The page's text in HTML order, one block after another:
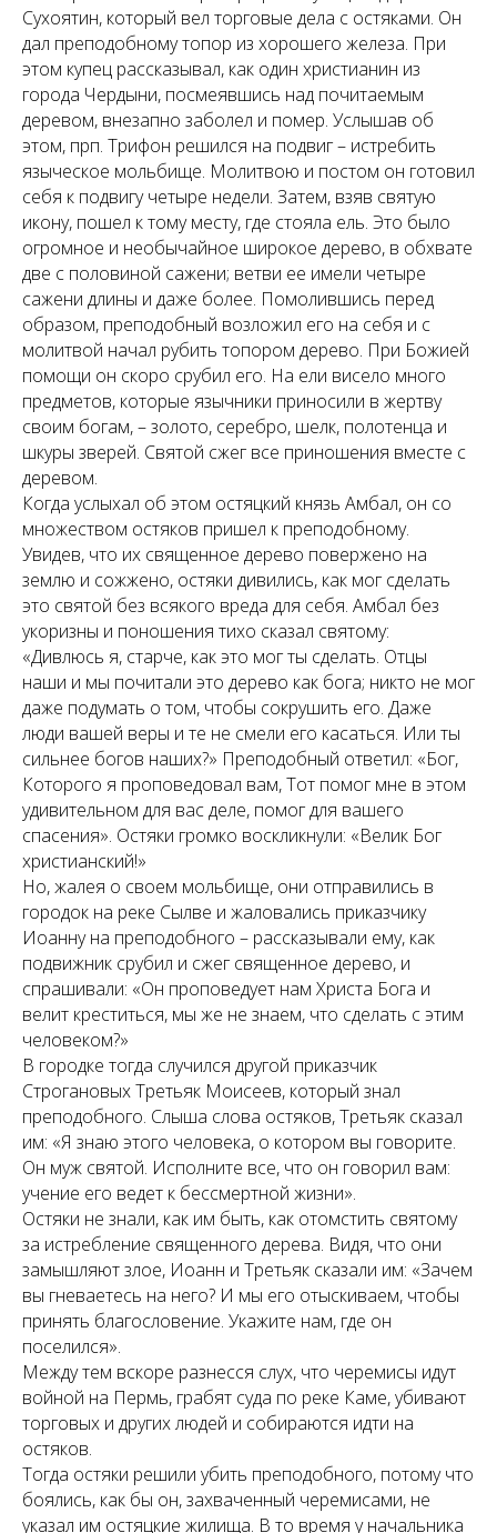
Сухоятин, который вел торговые дела с остяками. Он
дал преподобному топор из хорошего железа. При
этом купец рассказывал, как один христианин из
города Чердыни, посмеявшись над почитаемым
деревом, внезапно заболел и помер. Услышав об
этом, прп. Трифон решился на подвиг – истребить
языческое мольбище. Молитвою и постом он готовил
себя к подвигу четыре недели. Затем, взяв святую
икону, пошел к тому месту, где стояла ель. Это было
огромное и необычайное широкое дерево, в обхвате
две с половиной сажени; ветви ее имели четыре
сажени длины и даже более. Помолившись перед
образом, преподобный возложил его на себя и с
молитвой начал рубить топором дерево. При Божией
помощи он скоро срубил его. На ели висело много
предметов, которые язычники приносили в жертву
своим богам, – золото, серебро, шелк, полотенца и
шкуры зверей. Святой сжег все приношения вместе с
деревом.
Когда услыхал об этом остяцкий князь Амбал, он со
множеством остяков пришел к преподобному.
Увидев, что их священное дерево повержено на
землю и сожжено, остяки дивились, как мог сделать
это святой без всякого вреда для себя. Амбал без
укоризны и поношения тихо сказал святому:
«Дивлюсь я, старче, как это мог ты сделать. Отцы
наши и мы почитали это дерево как бога; никто не мог
даже подумать о том, чтобы сокрушить его. Даже
люди вашей веры и те не смели его касаться. Или ты
сильнее богов наших?» Преподобный ответил: «Бог,
Которого я проповедовал вам, Тот помог мне в этом
удивительном для вас деле, помог для вашего
спасения». Остяки громко воскликнули: «Велик Бог
христианский!»
Но, жалея о своем мольбище, они отправились в
городок на реке Сылве и жаловались приказчику
Иоанну на преподобного – рассказывали ему, как
подвижник срубил и сжег священное дерево, и
спрашивали: «Он проповедует нам Христа Бога и
велит креститься, мы же не знаем, что сделать с этим
человеком?»
В городке тогда случился другой приказчик
Строгановых Третьяк Моисеев, который знал
преподобного. Слыша слова остяков, Третьяк сказал
им: «Я знаю этого человека, о котором вы говорите.
Он муж святой. Исполните все, что он говорил вам:
учение его ведет к бессмертной жизни».
Остяки не знали, как им быть, как отомстить святому
за истребление священного дерева. Видя, что они
замышляют злое, Иоанн и Третьяк сказали им: «Зачем
вы гневаетесь на него? И мы его отыскиваем, чтобы
принять благословение. Укажите нам, где он
поселился».
Между тем вскоре разнесся слух, что черемисы идут
войной на Пермь, грабят суда по реке Каме, убивают
торговых и других людей и собираются идти на
остяков.
Тогда остяки решили убить преподобного, потому что
боялись, как бы он, захваченный черемисами, не
указал им остяцкие жилища. В то время у начальника